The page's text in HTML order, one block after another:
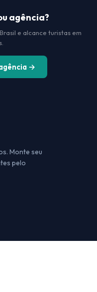
agência?
e alcance turistas em
→
Monte seu
pelo